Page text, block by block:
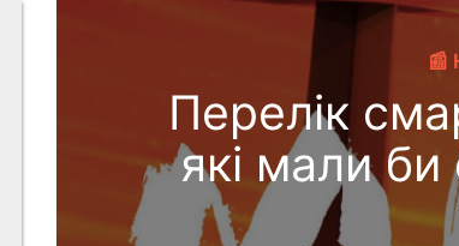
📰
Перелік
які мали